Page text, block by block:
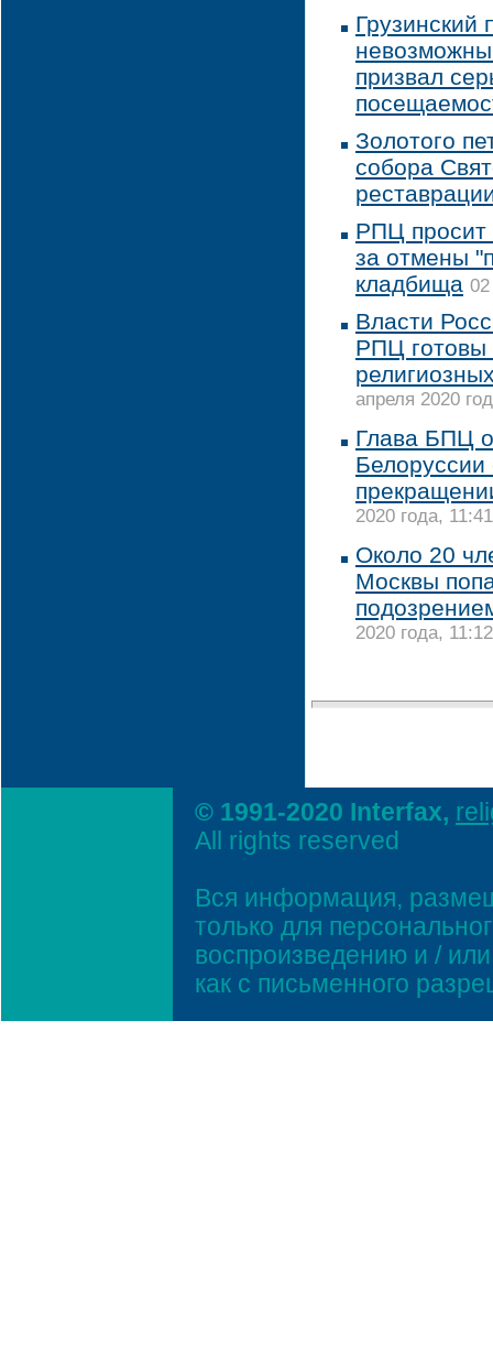
Грузинский
призвал
Золотого
собора
РПЦ просит
за отмены
кладбища
Власти
РПЦ готовы
апреля 2020
Глава БПЦ
2020 года, 11:41
Около 20
Москвы
2020 года, 11:12
© 1991-2020 Interfax,
All rights reserved
Вся информация,
только для
воспроизведению и /
как с письменного